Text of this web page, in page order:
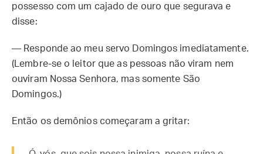
possesso com um cajado de ouro que segurava e
disse:
— Responde ao meu servo Domingos imediatamente.
(Lembre-se o leitor que as pessoas não viram nem
ouviram Nossa Senhora, mas somente São
Domingos.)
Então os demônios começaram a gritar: